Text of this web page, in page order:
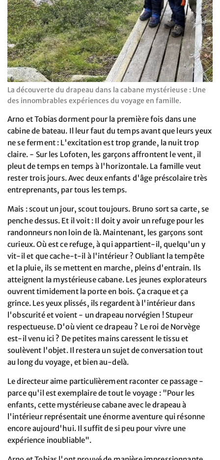
La découverte du drapeau dans la cabane mystérieuse : Une
des innombrables expériences du voyage en famille.
Arno et Tobias dorment pour la première fois dans une
cabine de bateau. Il leur faut du temps avant que leurs yeux
ne se ferment : L'excitation est trop grande, la nuit trop
claire. - Sur les Lofoten, les garçons affrontent le vent, il
pleut de temps en temps à l'horizontale. La famille veut
rester trois jours. Avec deux enfants d'âge préscolaire très
entreprenants, par tous les temps.
Mais : scout un jour, scout toujours. Bruno sort sa carte, se
penche dessus. Et il voit : Il doit y avoir un refuge pour les
randonneurs non loin de là. Maintenant, les garçons sont
curieux. Où est ce refuge, à qui appartient-il, quelqu'un y
vit-il et que cache-t-il à l'intérieur ? Oubliant la tempête
et la pluie, ils se mettent en marche, pleins d'entrain. Ils
atteignent la mystérieuse cabane. Les jeunes explorateurs
ouvrent timidement la porte en bois. Ça craque et ça
grince. Les yeux plissés, ils regardent à l'intérieur dans
l'obscurité et voient - un drapeau norvégien ! Stupeur
respectueuse. D'où vient ce drapeau ? Le roi de Norvège
est-il venu ici ? De petites mains caressent le tissu et
soulèvent l'objet. Il restera un sujet de conversation tout
au long du voyage, et bien au-delà.
Le directeur aime particulièrement raconter ce passage -
parce qu'il est exemplaire de tout le voyage : "Pour les
enfants, cette mystérieuse cabane avec le drapeau à
l'intérieur représentait une énorme aventure qui résonne
encore aujourd'hui. Il suffit de si peu pour vivre une
expérience inoubliable".